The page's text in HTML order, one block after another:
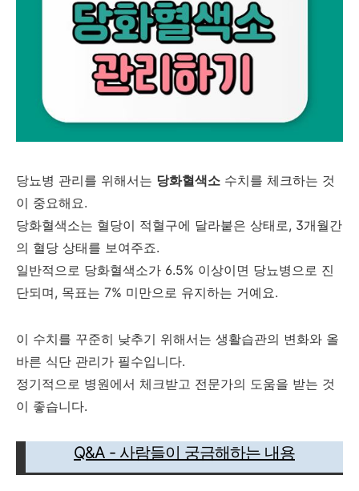
당뇨병 관리를 위해서는 당화혈색소 수치를 체크하는 것
이 중요해요.
당화혈색소는 혈당이 적혈구에 달라붙은 상태로, 3개월간
의 혈당 상태를 보여주죠.
일반적으로 당화혈색소가 6.5% 이상이면 당뇨병으로 진
단되며, 목표는 7% 미만으로 유지하는 거예요.
이 수치를 꾸준히 낮추기 위해서는 생활습관의 변화와 올
바른 식단 관리가 필수입니다.
정기적으로 병원에서 체크받고 전문가의 도움을 받는 것
이 좋습니다.
Q&A - 사람들이 궁금해하는 내용